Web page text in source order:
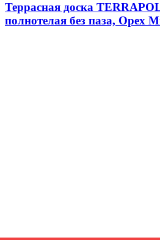
Террасная доска
полнотелая без паза, Орех